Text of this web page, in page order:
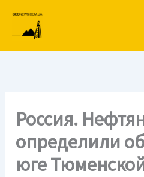
вмісту
Россия.
определили
юге